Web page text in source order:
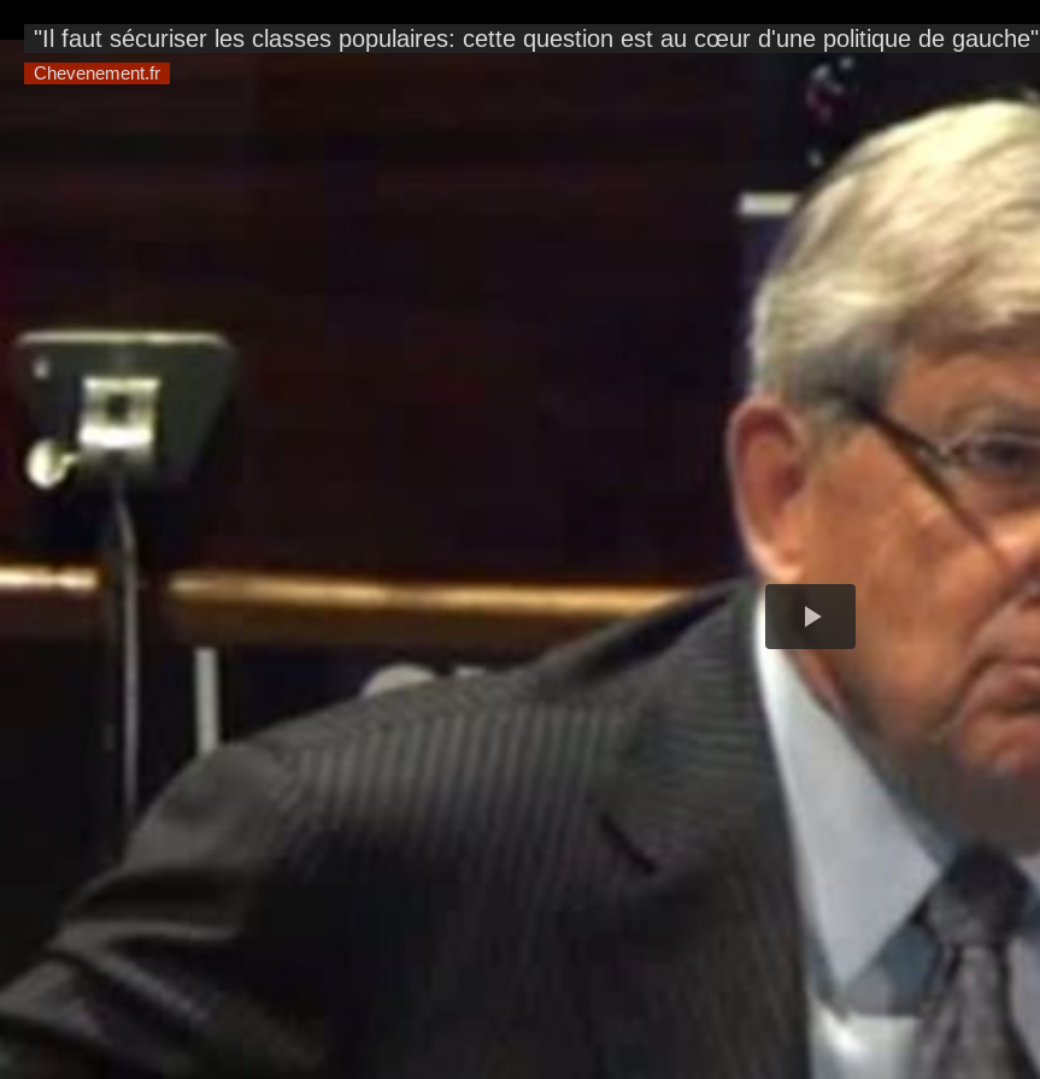
Play
Video
"Il faut sécuriser les classes populaires: cette question est au cœur d'une politique de gauche"
Chevenement.fr